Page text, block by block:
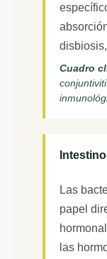
Cuadro
Las
papel
las